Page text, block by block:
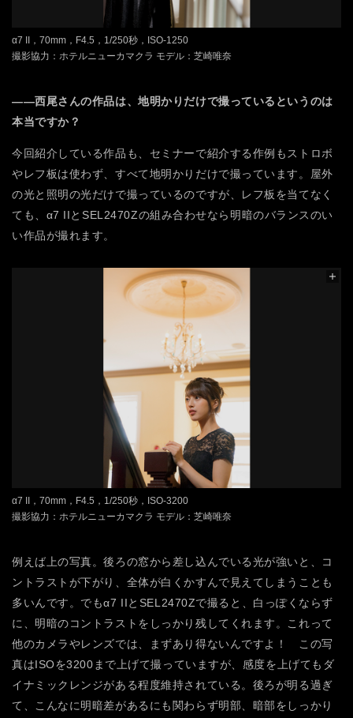
α7 II，70mm，F4.5，1/250秒，ISO-1250
撮影協力：ホテルニューカマクラ モデル：芝崎唯奈
――西尾さんの作品は、地明かりだけで撮っているというのは
本当ですか？
今回紹介している作品も、セミナーで紹介する作例もストロボ
やレフ板は使わず、すべて地明かりだけで撮っています。屋外
の光と照明の光だけで撮っているのですが、レフ板を当てなく
ても、α7 IIとSEL2470Zの組み合わせなら明暗のバランスのい
い作品が撮れます。
α7 II，70mm，F4.5，1/250秒，ISO-3200
撮影協力：ホテルニューカマクラ モデル：芝崎唯奈
例えば上の写真。後ろの窓から差し込んでいる光が強いと、コ
ントラストが下がり、全体が白くかすんで見えてしまうことも
多いんです。でもα7 IIとSEL2470Zで撮ると、白っぽくならず
に、明暗のコントラストをしっかり残してくれます。これって
他のカメラやレンズでは、まずあり得ないんですよ！ この写
真はISOを3200まで上げて撮っていますが、感度を上げてもダ
イナミックレンジがある程度維持されている。後ろが明る過ぎ
て、こんなに明暗差があるにも関わらず明部、暗部をしっかり